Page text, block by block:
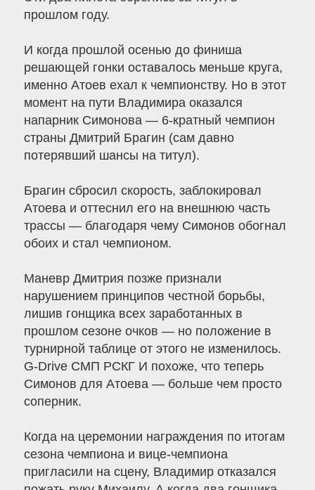
прошлом году.
И когда прошлой осенью до финиша
решающей гонки оставалось меньше круга,
именно Атоев ехал к чемпионству. Но в этот
момент на пути Владимира оказался
напарник Симонова — 6-кратный чемпион
страны Дмитрий Брагин (сам давно
потерявший шансы на титул).
Брагин сбросил скорость, заблокировал
Атоева и оттеснил его на внешнюю часть
трассы — благодаря чему Симонов обогнал
обоих и стал чемпионом.
Маневр Дмитрия позже признали
нарушением принципов честной борьбы,
лишив гонщика всех заработанных в
прошлом сезоне очков — но положение в
турнирной таблице от этого не изменилось.
G-Drive СМП РСКГ И похоже, что теперь
Симонов для Атоева — больше чем просто
соперник.
Когда на церемонии награждения по итогам
сезона чемпиона и вице-чемпиона
пригласили на сцену, Владимир отказался